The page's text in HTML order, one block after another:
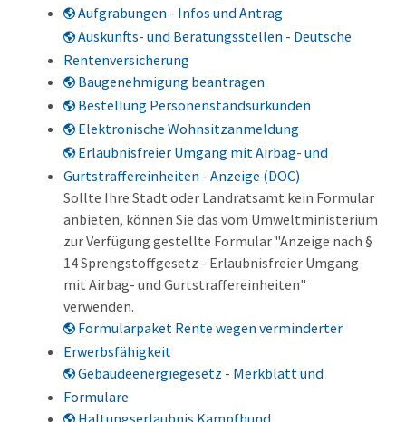
Aufgrabungen - Infos und Antrag
Auskunfts- und Beratungsstellen - Deutsche
Rentenversicherung
Baugenehmigung beantragen
Bestellung Personenstandsurkunden
Elektronische Wohnsitzanmeldung
Erlaubnisfreier Umgang mit Airbag- und
Gurtstraffereinheiten - Anzeige (DOC)
Sollte Ihre Stadt oder Landratsamt kein Formular
anbieten, können Sie das vom Umweltministerium
zur Verfügung gestellte Formular "Anzeige nach §
14 Sprengstoffgesetz - Erlaubnisfreier Umgang
mit Airbag- und Gurtstraffereinheiten"
verwenden.
Formularpaket Rente wegen verminderter
Erwerbsfähigkeit
Gebäudeenergiegesetz - Merkblatt und
Formulare